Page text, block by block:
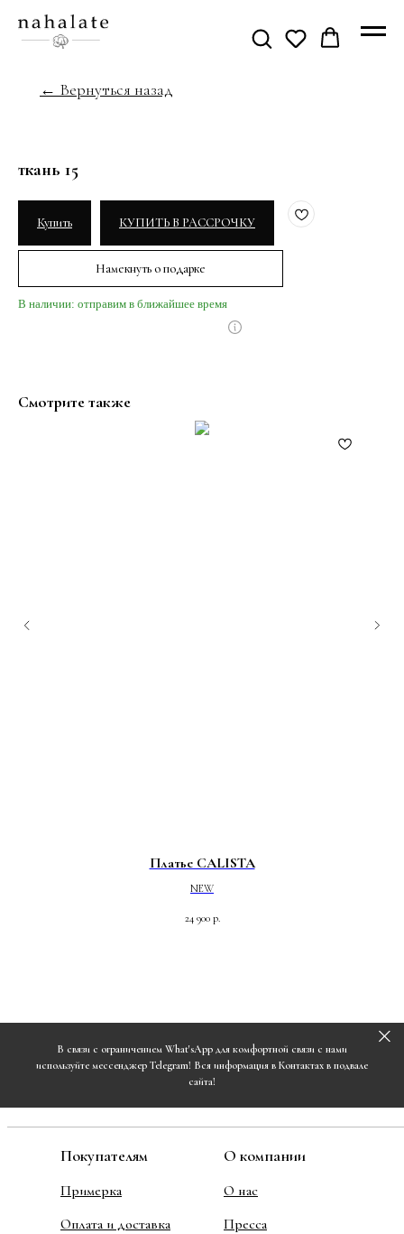
← Вернуться назад
ткань 15
Купить КУПИТЬ В РАССРОЧКУ
Намекнуть о подарке
В наличии: отправим в ближайшее время
Смотрите также
Платье CALISTA
NEW
24 900 р.
В связи с ограничением What'sApp для комфортной связи с нами
используйте мессенджер Telegram! Вся информация в Контактах в подвале
сайта!
Примерка
О нас
Оплата и доставка
Покупателям О компании
Пресса